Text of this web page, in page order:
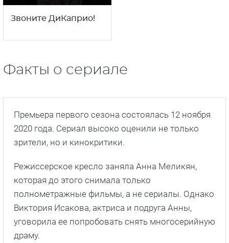
Звоните ДиКаприо!
Факты о сериале
Премьера первого сезона состоялась 12 ноября
2020 года. Сериал высоко оценили не только
зрители, но и кинокритики.
Режиссерское кресло заняла Анна Меликян,
которая до этого снимала только
полнометражные фильмы, а не сериалы. Однако
Виктория Исакова, актриса и подруга Анны,
уговорила ее попробовать снять многосерийную
драму.